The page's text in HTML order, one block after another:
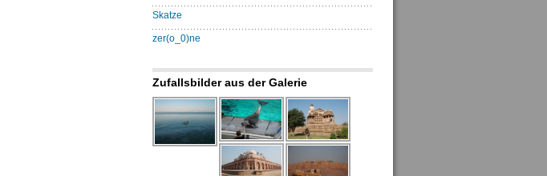
Skatze
zer(o_0)ne
Zufallsbilder aus der Galerie